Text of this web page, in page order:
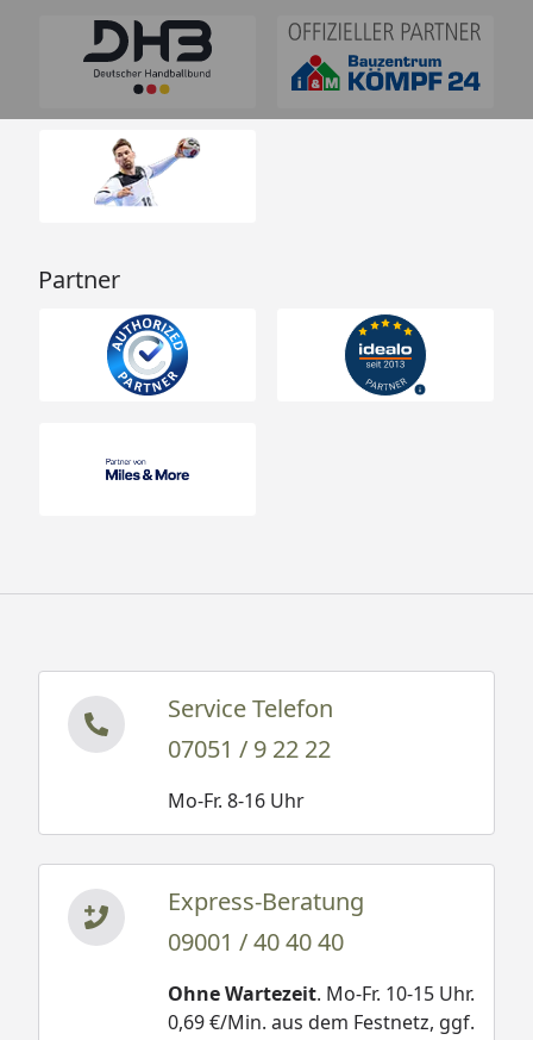
Partner
Service Telefon
07051 / 9 22 22
Mo-Fr. 8-16 Uhr
Express-Beratung
09001 / 40 40 40
Ohne Wartezeit. Mo-Fr. 10-15 Uhr.
0,69 €/Min. aus dem Festnetz, ggf.